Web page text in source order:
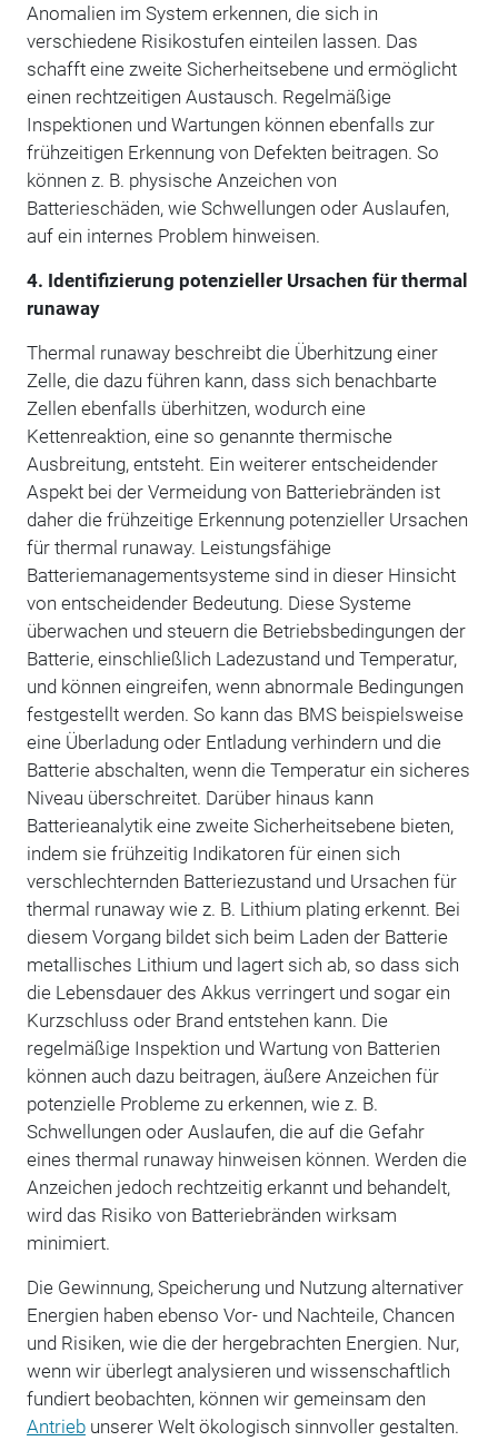
Anomalien im System erkennen, die sich in
verschiedene Risikostufen einteilen lassen. Das
schafft eine zweite Sicherheitsebene und ermöglicht
einen rechtzeitigen Austausch. Regelmäßige
Inspektionen und Wartungen können ebenfalls zur
frühzeitigen Erkennung von Defekten beitragen. So
können z. B. physische Anzeichen von
Batterieschäden, wie Schwellungen oder Auslaufen,
auf ein internes Problem hinweisen.
4. Identifizierung potenzieller Ursachen für thermal
runaway
Thermal runaway beschreibt die Überhitzung einer
Zelle, die dazu führen kann, dass sich benachbarte
Zellen ebenfalls überhitzen, wodurch eine
Kettenreaktion, eine so genannte thermische
Ausbreitung, entsteht. Ein weiterer entscheidender
Aspekt bei der Vermeidung von Batteriebränden ist
daher die frühzeitige Erkennung potenzieller Ursachen
für thermal runaway. Leistungsfähige
Batteriemanagementsysteme sind in dieser Hinsicht
von entscheidender Bedeutung. Diese Systeme
überwachen und steuern die Betriebsbedingungen der
Batterie, einschließlich Ladezustand und Temperatur,
und können eingreifen, wenn abnormale Bedingungen
festgestellt werden. So kann das BMS beispielsweise
eine Überladung oder Entladung verhindern und die
Batterie abschalten, wenn die Temperatur ein sicheres
Niveau überschreitet. Darüber hinaus kann
Batterieanalytik eine zweite Sicherheitsebene bieten,
indem sie frühzeitig Indikatoren für einen sich
verschlechternden Batteriezustand und Ursachen für
thermal runaway wie z. B. Lithium plating erkennt. Bei
diesem Vorgang bildet sich beim Laden der Batterie
metallisches Lithium und lagert sich ab, so dass sich
die Lebensdauer des Akkus verringert und sogar ein
Kurzschluss oder Brand entstehen kann. Die
regelmäßige Inspektion und Wartung von Batterien
können auch dazu beitragen, äußere Anzeichen für
potenzielle Probleme zu erkennen, wie z. B.
Schwellungen oder Auslaufen, die auf die Gefahr
eines thermal runaway hinweisen können. Werden die
Anzeichen jedoch rechtzeitig erkannt und behandelt,
wird das Risiko von Batteriebränden wirksam
minimiert.
Die Gewinnung, Speicherung und Nutzung alternativer
Energien haben ebenso Vor- und Nachteile, Chancen
und Risiken, wie die der hergebrachten Energien. Nur,
wenn wir überlegt analysieren und wissenschaftlich
fundiert beobachten, können wir gemeinsam den
Antriebunserer Welt ökologisch sinnvoller gestalten.